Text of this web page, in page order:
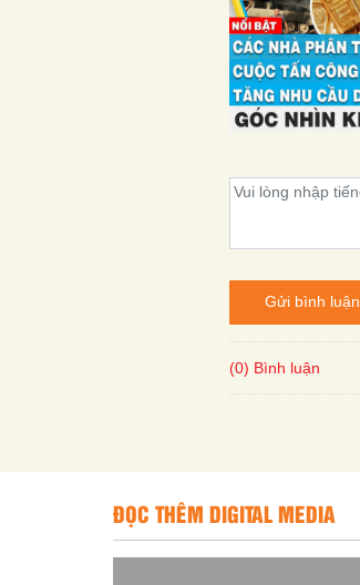
Gửi bình luận
(0) Bình luận
ĐỌC THÊM DIGITAL MEDIA